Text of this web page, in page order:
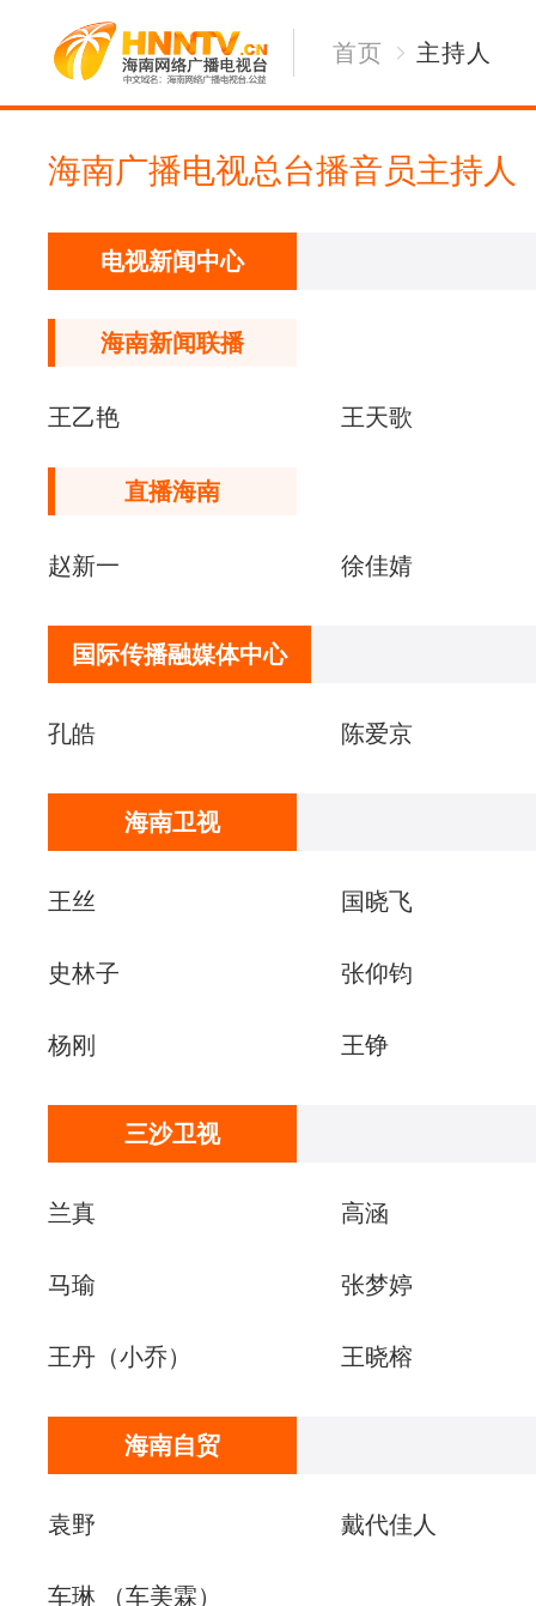
首页 主持人
海南广播电视总台播音员主持人
电视新闻中心
海南新闻联播
王乙艳 王天歌
直播海南
赵新一 徐佳婧
国际传播融媒体中心
孔皓 陈爱京
海南卫视
王丝 国晓飞
史林子 张仰钧
杨刚 王铮
三沙卫视
兰真 高涵
马瑜 张梦婷
王丹（小乔） 王晓榕
海南自贸
袁野 戴代佳人
车琳 （车美霖）